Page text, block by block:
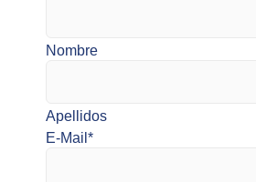
Nombre
Apellidos
E-Mail *